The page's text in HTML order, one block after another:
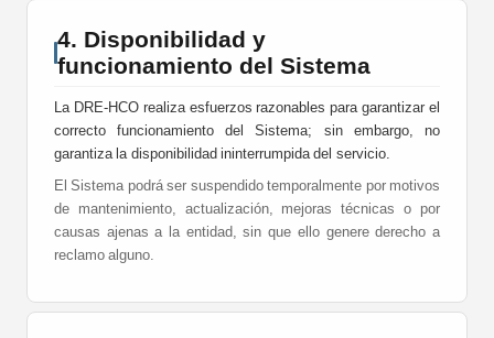
4. Disponibilidad y
funcionamiento del Sistema
La DRE-HCO realiza esfuerzos razonables para garantizar el
correcto funcionamiento del Sistema; sin embargo, no
garantiza la disponibilidad ininterrumpida del servicio.
El Sistema podrá ser suspendido temporalmente por motivos
de mantenimiento, actualización, mejoras técnicas o por
causas ajenas a la entidad, sin que ello genere derecho a
reclamo alguno.